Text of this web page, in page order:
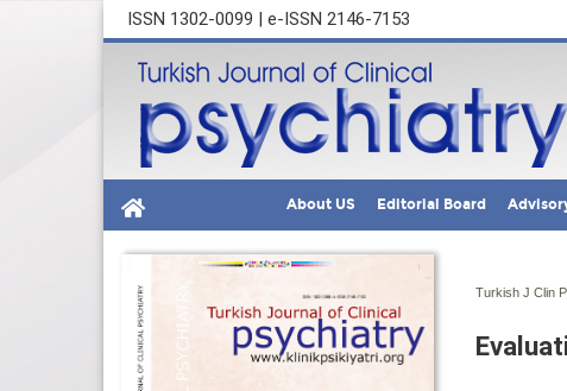
ISSN 1302-0099 | e-ISSN 2146-7153
About US Editorial Board
Turkish J Clin